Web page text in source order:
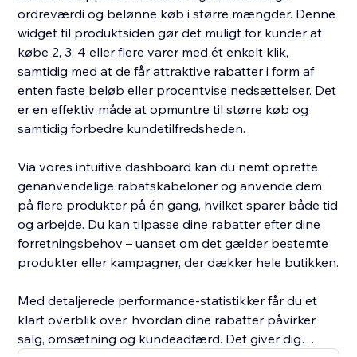
ordreværdi og belønne køb i større mængder. Denne
widget til produktsiden gør det muligt for kunder at
købe 2, 3, 4 eller flere varer med ét enkelt klik,
samtidig med at de får attraktive rabatter i form af
enten faste beløb eller procentvise nedsættelser. Det
er en effektiv måde at opmuntre til større køb og
samtidig forbedre kundetilfredsheden.
Via vores intuitive dashboard kan du nemt oprette
genanvendelige rabatskabeloner og anvende dem
på flere produkter på én gang, hvilket sparer både tid
og arbejde. Du kan tilpasse dine rabatter efter dine
forretningsbehov – uanset om det gælder bestemte
produkter eller kampagner, der dækker hele butikken.
Med detaljerede performance-statistikker får du et
klart overblik over, hvordan dine rabatter påvirker
salg, omsætning og kundeadfærd. Det giver dig